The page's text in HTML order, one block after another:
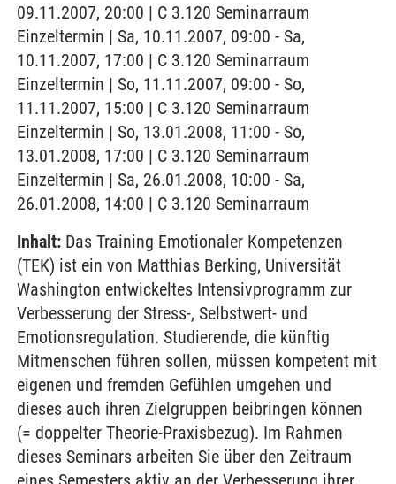
09.11.2007, 20:00 | C 3.120 Seminarraum
Einzeltermin | Sa, 10.11.2007, 09:00 - Sa,
10.11.2007, 17:00 | C 3.120 Seminarraum
Einzeltermin | So, 11.11.2007, 09:00 - So,
11.11.2007, 15:00 | C 3.120 Seminarraum
Einzeltermin | So, 13.01.2008, 11:00 - So,
13.01.2008, 17:00 | C 3.120 Seminarraum
Einzeltermin | Sa, 26.01.2008, 10:00 - Sa,
26.01.2008, 14:00 | C 3.120 Seminarraum
Inhalt: Das Training Emotionaler Kompetenzen
(TEK) ist ein von Matthias Berking, Universität
Washington entwickeltes Intensivprogramm zur
Verbesserung der Stress-, Selbstwert- und
Emotionsregulation. Studierende, die künftig
Mitmenschen führen sollen, müssen kompetent mit
eigenen und fremden Gefühlen umgehen und
dieses auch ihren Zielgruppen beibringen können
(= doppelter Theorie-Praxisbezug). Im Rahmen
dieses Seminars arbeiten Sie über den Zeitraum